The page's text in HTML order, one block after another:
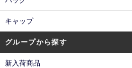
キャップ
グループから探す
新入荷商品